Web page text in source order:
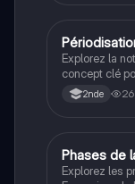
cruciale de
Histoire
Explorez la
concept clé
en histoire.
historiques,
2nde
Histoire
Phases de
Explorez les